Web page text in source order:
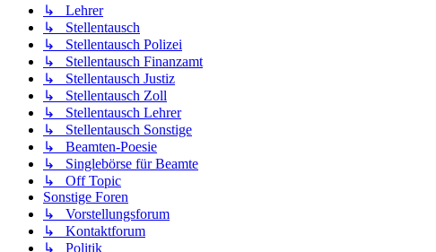
↳ Lehrer
↳ Stellentausch
↳ Stellentausch Polizei
↳ Stellentausch Finanzamt
↳ Stellentausch Justiz
↳ Stellentausch Zoll
↳ Stellentausch Lehrer
↳ Stellentausch Sonstige
↳ Beamten-Poesie
↳ Singlebörse für Beamte
↳ Off Topic
Sonstige Foren
↳ Vorstellungsforum
↳ Kontaktforum
↳ Politik